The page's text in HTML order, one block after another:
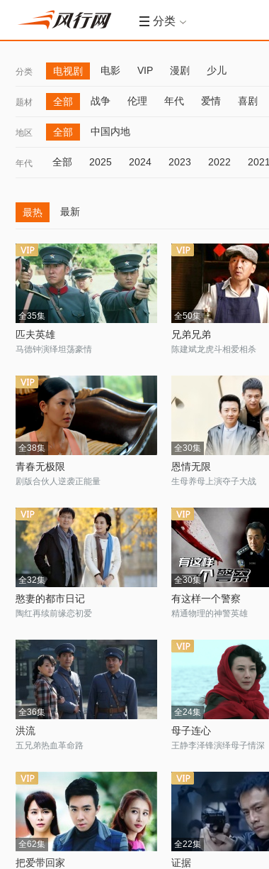
分类
分类 电视剧 电影 VIP 漫剧 少儿
题材 全部 战争 伦理 年代 爱情 喜剧
地区 全部 中国内地
年代 全部 2025 2024 2023 2022 2021
最热 最新
全35集
匹夫英雄
马德钟演绎坦荡豪情
全50集
兄弟兄弟
陈建斌龙虎斗相爱相杀
全38集
青春无极限
剧版合伙人逆袭正能量
全30集
恩情无限
生母养母上演夺子大战
全32集
憨妻的都市日记
陶红再续前缘恋初爱
全30集
有这样一个警察
精通物理的神警英雄
全36集
洪流
五兄弟热血革命路
全24集
母子连心
王静李泽锋演绎母子情深
全62集
把爱带回家
全22集
证据